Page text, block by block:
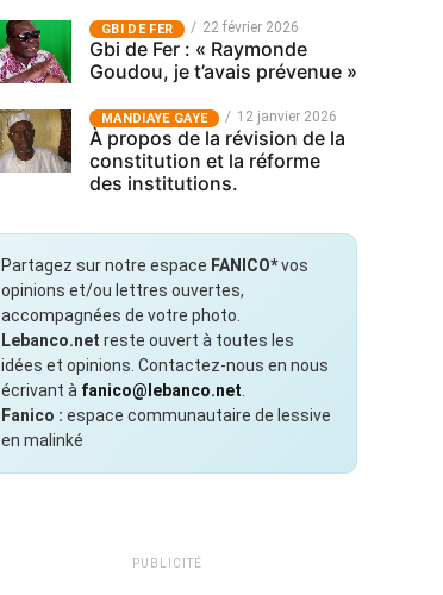
GBI DE FER 22 février 2026
Gbi de Fer : « Raymonde
Goudou, je t’avais prévenue »
MANDIAYE GAYE 12 janvier 2026
À propos de la révision de la
constitution et la réforme
des institutions.
Partagez sur notre espace FANICO*vos
opinions et/ou lettres ouvertes,
accompagnées de votre photo.
Lebanco.net reste ouvert à toutes les
idées et opinions. Contactez-nous en nous
écrivant à fanico@lebanco.net
Fanico : espace communautaire de lessive
en malinké
PUBLICITÉ